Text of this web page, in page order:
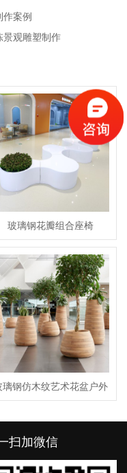
案例
景观雕塑制作
玻璃钢花瓣组合座椅
璃钢仿木纹艺术花盆户外
景观市政街区花盆
扫加微信